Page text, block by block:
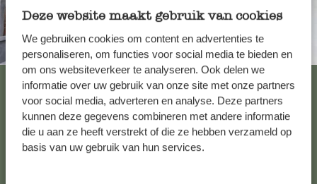
Deze website maakt gebruik van cookies
We gebruiken cookies om content en advertenties te
personaliseren, om functies voor social media te bieden en
om ons websiteverkeer te analyseren. Ook delen we
informatie over uw gebruik van onze site met onze partners
voor social media, adverteren en analyse. Deze partners
kunnen deze gegevens combineren met andere informatie
die u aan ze heeft verstrekt of die ze hebben verzameld op
basis van uw gebruik van hun services.
Immer in der Nähe
Alle 62 Geschäfte anzeigen
Kundenservice/Hilfe